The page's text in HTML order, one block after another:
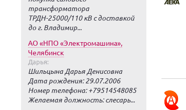
трансформатора
ТРДН-25000/110 кВ с доставкой
до г. Владимир...
АО «НПО «Электромашина»,
Челябинск
Дарья:
Шильцына Дарья Денисовна
Дата рождения: 29.07.2006
Номер телефона: +79514548085
Желаемая должность: слесарь...